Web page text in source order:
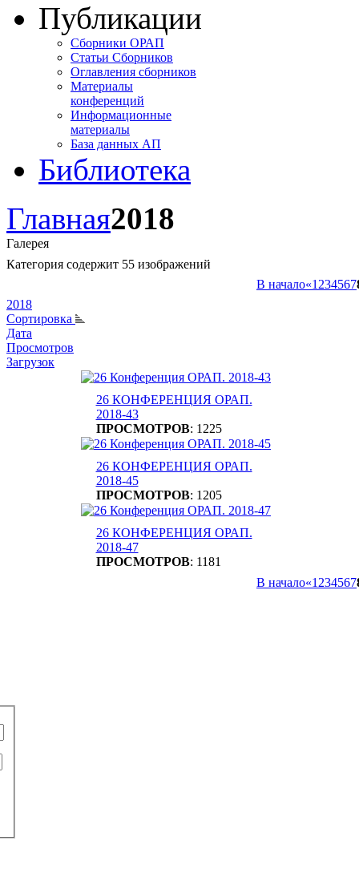
Публикации
Сборники ОРАП
Статьи Сборников
Оглавления сборников
Материалы
конференций
Информационные
материалы
База данных АП
Библиотека
Главная2018
Галерея
Категория содержит 55 изображений
В начало«1 234567
2018
Сортировка
Дата
Просмотров
Загрузок
26 КОНФЕРЕНЦИЯ ОРАП.
2018-43
ПРОСМОТРОВ: 1225
26 КОНФЕРЕНЦИЯ ОРАП.
2018-45
ПРОСМОТРОВ: 1205
26 КОНФЕРЕНЦИЯ ОРАП.
2018-47
ПРОСМОТРОВ: 1181
В начало«1 234567